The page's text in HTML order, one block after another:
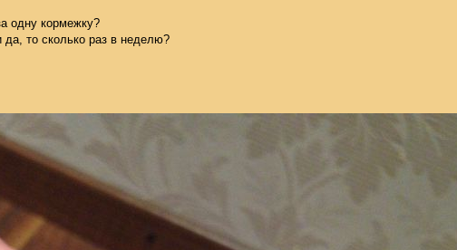
одну кормежку?
то сколько раз в неделю?